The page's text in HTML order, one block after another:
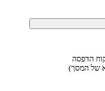
הדפסה
של המסך)